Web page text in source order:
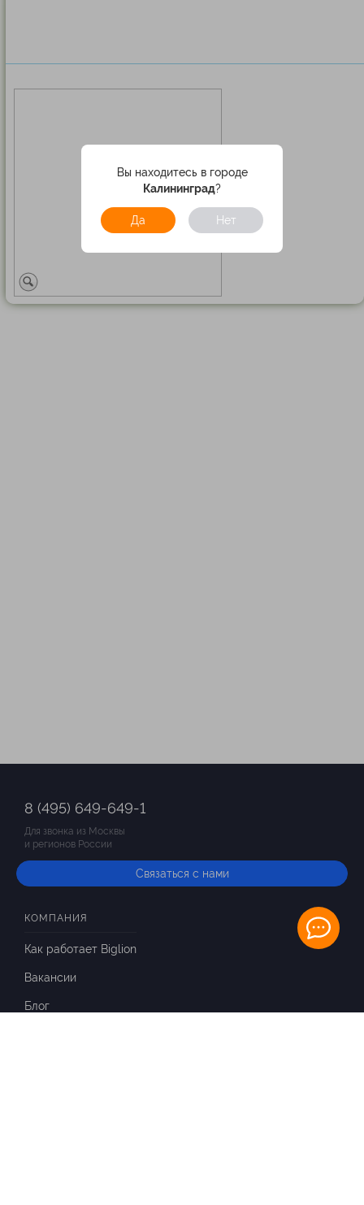
Вы находитесь в городе
Калининград?
Да Нет
8 (495) 649-649-1
Для звонка из Москвы
и регионов России
Связаться с нами
КОМПАНИЯ
Как работает Biglion
Вакансии
Блог